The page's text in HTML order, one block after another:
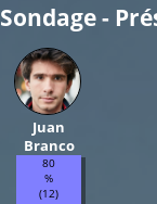
Sondage -
Juan
Branco
80
%
(12)